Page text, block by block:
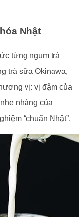
Nhật
từng ngụm trà
trà sữa Okinawa,
vị: vị đậm của
nhàng của
“chuẩn Nhật”.